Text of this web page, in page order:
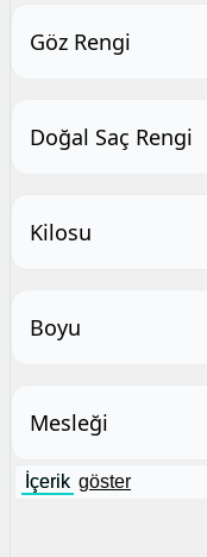
Göz Rengi
Doğal Saç Rengi
Kilosu
Boyu
Mesleği
İçerik göster